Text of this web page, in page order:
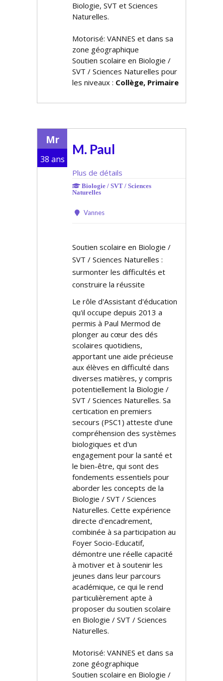
Biologie, SVT et Sciences
Naturelles.
Motorisé: VANNES et dans sa
zone géographique
Soutien scolaire en Biologie /
SVT / Sciences Naturelles pour
les niveaux : Collège, Primaire
Mr
38 ans
M. Paul
Plus de détails
Biologie / SVT / Sciences
Naturelles
Vannes
Soutien scolaire en Biologie /
SVT / Sciences Naturelles :
surmonter les difficultés et
construire la réussite
Le rôle d'Assistant d'éducation
qu'il occupe depuis 2013 a
permis à Paul Mermod de
plonger au cœur des défis
scolaires quotidiens,
apportant une aide précieuse
aux élèves en difficulté dans
diverses matières, y compris
potentiellement la Biologie /
SVT / Sciences Naturelles. Sa
certification en premiers
secours (PSC1) atteste d'une
compréhension des systèmes
biologiques et d'un
engagement pour la santé et
le bien-être, qui sont des
fondements essentiels pour
aborder les concepts de la
Biologie / SVT / Sciences
Naturelles. Cette expérience
directe d'encadrement,
combinée à sa participation au
Foyer Socio-Educatif,
démontre une réelle capacité
à motiver et à soutenir les
jeunes dans leur parcours
académique, ce qui le rend
particulièrement apte à
proposer du soutien scolaire
en Biologie / SVT / Sciences
Naturelles.
Motorisé: VANNES et dans sa
zone géographique
Soutien scolaire en Biologie /